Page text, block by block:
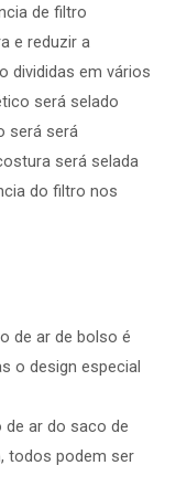
de filtro
e reduzir a
divididas em vários
será selado
será será
será selada
do filtro nos
de ar de bolso é
o design especial
ar do saco de
todos podem ser